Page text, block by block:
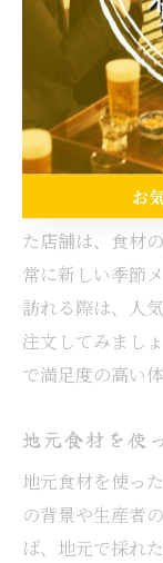
に「今一番おす
時だけのスペシ
ランキング上
ランキング上位
った逸品料理が
た店舗は、食材
常に新しい季節
訪れる際は、人
注文してみまし
で満足度の高い
地元食材を使
地元食材を使っ
の背景や生産者
ば、地元で採れ
お
お